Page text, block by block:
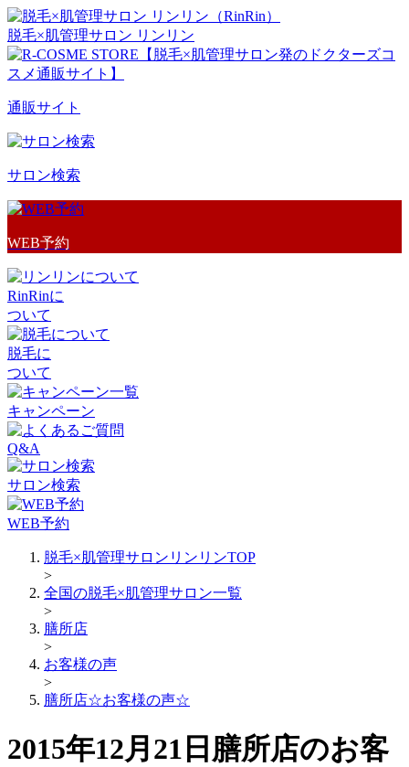
脱毛×肌管理サロン リンリン
通販サイト
サロン検索
WEB予約
RinRinに
ついて
脱毛に
ついて
キャンペーン
Q&A
サロン検索
WEB予約
脱毛×肌管理サロンリンリンTOP
>
全国の脱毛×肌管理サロン一覧
>
膳所店
>
お客様の声
>
膳所店☆お客様の声☆
2015年12月21日膳所店のお客